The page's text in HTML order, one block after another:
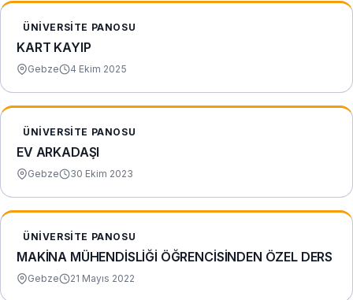
ÜNIVERSITE PANOSU
KART KAYIP
Gebze 4 Ekim 2025
ÜNIVERSITE PANOSU
EV ARKADAŞI
Gebze 30 Ekim 2023
ÜNIVERSITE PANOSU
MAKİNA MÜHENDİSLİĞİ ÖĞRENCİSİNDEN ÖZEL DERS
Gebze 21 Mayıs 2022